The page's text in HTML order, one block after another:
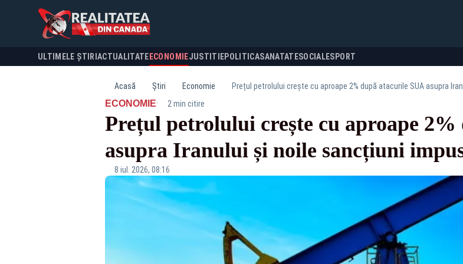
ULTIMELE ȘTIRI ACTUALITATE ECONOMIEJUSTITIEPOLITICASANATATESOCIALESPORT
Acasă Știri Economie Prețul petrolului crește cu aproape 2% după atacurile SUA asupra
ECONOMIE· 2 min citire
Prețul petrolului crește cu aproape
asupra Iranului și noile sancțiuni
8 iul. 2026, 08:16